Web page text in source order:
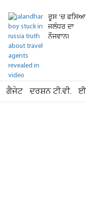
ਰੂਸ 'ਚ ਫਸਿਆ
ਜਲੰਧਰ ਦਾ
ਨੌਜਵਾਨ!
ਗੈਜੇਟ ਦਰਸ਼ਨ ਟੀ.ਵੀ.